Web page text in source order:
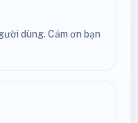
dùng. Cảm ơn bạn